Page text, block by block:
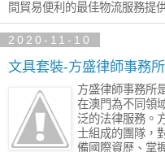
間貿易便利的最佳物流服務提
2020-11-10
文具套裝-方盛律師事務所
方盛律師事務所
在澳門為不同領
泛的法律服務。
士組成的團隊，
備國際資歷、掌